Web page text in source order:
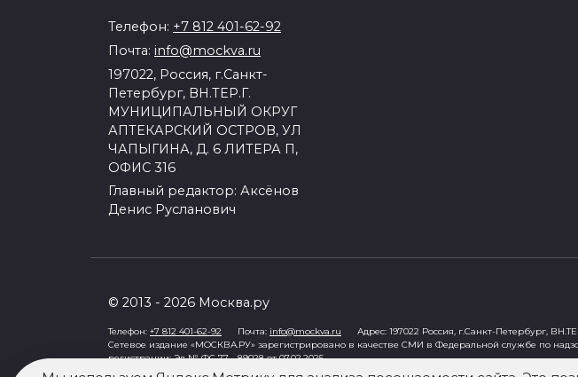
Телефон: +7 812 401-62-92
Почта: info@mockva.ru
197022, Россия, г.Санкт-
Петербург, ВН.ТЕР.Г.
МУНИЦИПАЛЬНЫЙ ОКРУГ
АПТЕКАРСКИЙ ОСТРОВ, УЛ
ЧАПЫГИНА, Д. 6 ЛИТЕРА П,
ОФИС 316
Главный редактор: Аксёнов
Денис Русланович
© 2013 - 2026 Москва.ру
Телефон: +7 812 401-62-92 Почта: info@mockva.ru Адрес: 197022 Россия, г.Санкт-Петербург,
Сетевое издание «МОСКВА.РУ» зарегистрировано в качестве СМИ в Федеральной службе по
регистрации: Эл № ФС 77 - 89028 от 07.02.2025
Учредитель: Общество с ограниченной ответственностью "Рост"